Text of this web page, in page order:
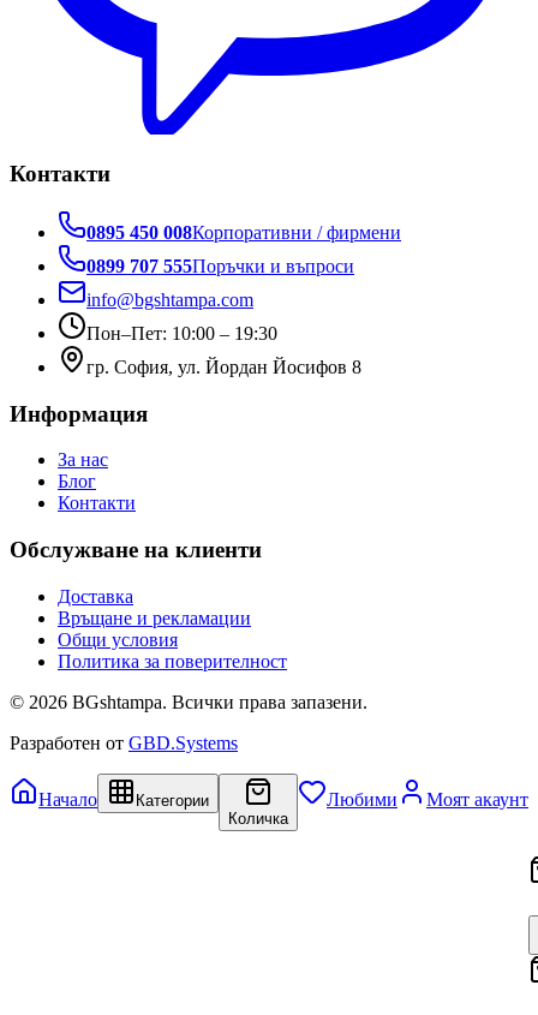
Контакти
0895 450 008Корпоративни / фирмени
0899 707 555Поръчки и въпроси
info@bgshtampa.com
Пон–Пет: 10:00 – 19:30
гр. София, ул. Йордан Йосифов 8
Информация
За нас
Блог
Контакти
Обслужване на клиенти
Доставка
Връщане и рекламации
Общи условия
Политика за поверителност
© 2026 BGshtampa. Всички права запазени.
Разработен от GBD.Systems
Начало
Категории
Количка
Любими Моят акаунт